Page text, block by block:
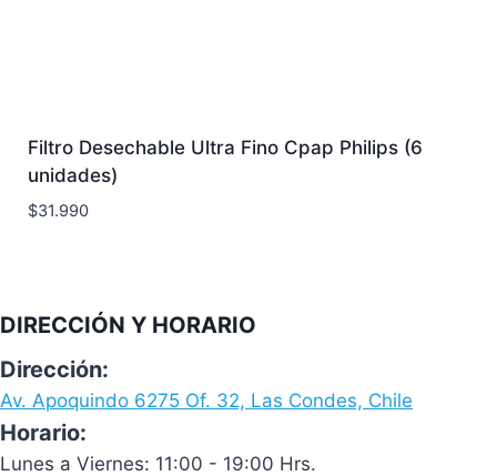
Filtro Desechable Ultra Fino Cpap Philips (6
unidades)
$31.990
DIRECCIÓN Y HORARIO
Dirección:
Av. Apoquindo 6275 Of. 32, Las Condes, Chile
Horario:
Lunes a Viernes: 11:00 - 19:00 Hrs.